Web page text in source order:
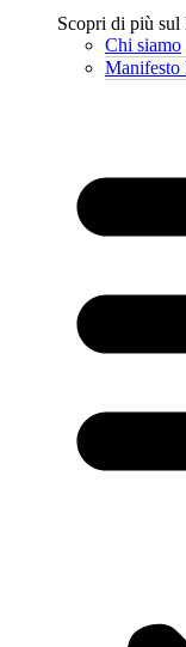
Scopri di più
Chi siamo
Manifesto